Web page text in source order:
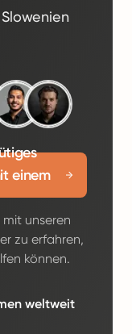
einem
mit unseren
zu erfahren,
können.
weltweit